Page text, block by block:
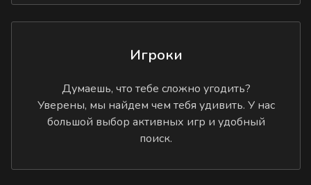
Игроки
Думаешь, что тебе сложно угодить?
Уверены, мы найдем чем тебя удивить. У нас
большой выбор активных игр и удобный
поиск.